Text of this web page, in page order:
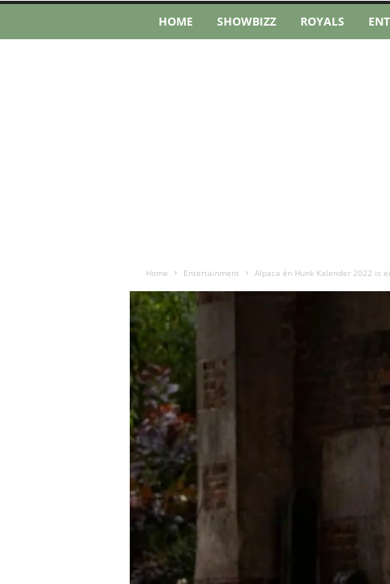
HOME SHOWBIZZ ROYALS
Home Entertainment Alpaca én Hunk Kalender 2022 is